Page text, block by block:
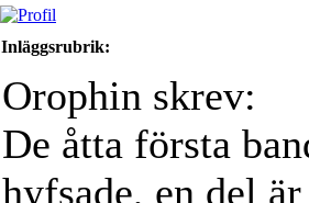
Inläggsrubrik:
Orophin skrev:
De åtta första
hyfsade, en del